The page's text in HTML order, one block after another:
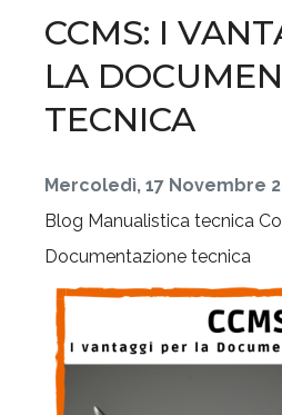
CCMS: I
LA
TECNICA
Mercoledì, 17 Novembre
Blog Manualistica tecnica
Documentazione tecnica